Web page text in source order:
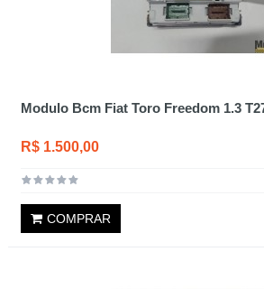
Modulo Bcm Fiat Toro Freedom 1.3
R$ 1.500,00
COMPRAR